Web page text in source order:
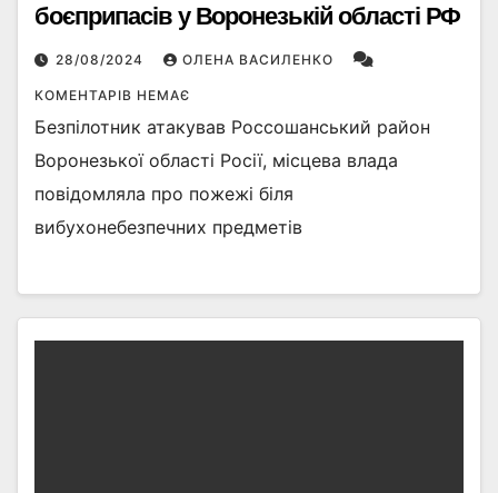
боєприпасів у Воронезькій області РФ
28/08/2024 ОЛЕНА ВАСИЛЕНКО
КОМЕНТАРІВ НЕМАЄ
Безпілотник атакував Россошанський район
Воронезької області Росії, місцева влада
повідомляла про пожежі біля
вибухонебезпечних предметів